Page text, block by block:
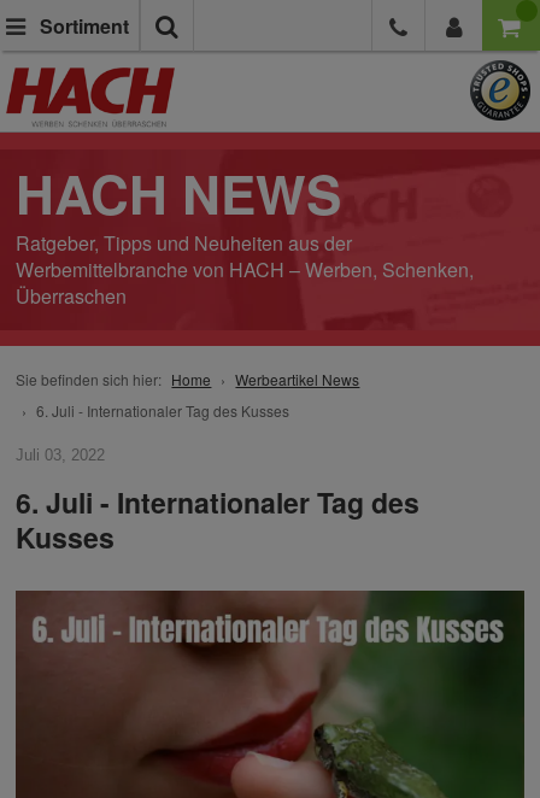
Sortiment
HACH NEWS
Ratgeber, Tipps und Neuheiten aus der
Werbemittelbranche von HACH – Werben, Schenken,
Überraschen
Sie befinden sich hier: Home
Werbeartikel News
6. Juli - Internationaler Tag des Kusses
Juli 03, 2022
6. Juli - Internationaler Tag des
Kusses